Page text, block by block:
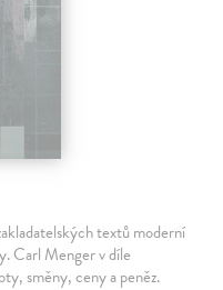
textů moderní
Carl Menger v díle
směny, ceny a peněz.